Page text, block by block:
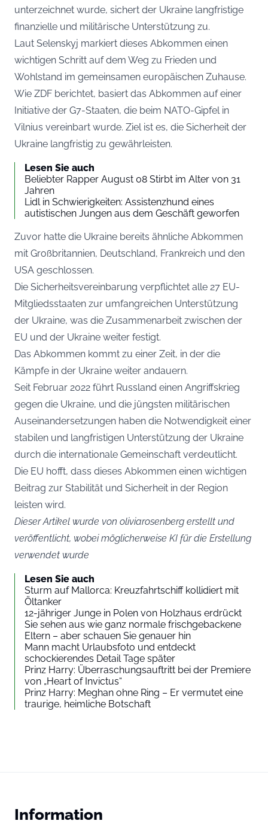
unterzeichnet wurde, sichert der Ukraine langfristige
finanzielle und militärische Unterstützung zu.
Laut Selenskyj markiert dieses Abkommen einen
wichtigen Schritt auf dem Weg zu Frieden und
Wohlstand im gemeinsamen europäischen Zuhause.
Wie ZDF berichtet, basiert das Abkommen auf einer
Initiative der G7-Staaten, die beim NATO-Gipfel in
Vilnius vereinbart wurde. Ziel ist es, die Sicherheit der
Ukraine langfristig zu gewährleisten.
Lesen Sie auch
Beliebter Rapper August 08 Stirbt im Alter von 31
Jahren
Lidl in Schwierigkeiten: Assistenzhund eines
autistischen Jungen aus dem Geschäft geworfen
Zuvor hatte die Ukraine bereits ähnliche Abkommen
mit Großbritannien, Deutschland, Frankreich und den
USA geschlossen.
Die Sicherheitsvereinbarung verpflichtet alle 27 EU-
Mitgliedsstaaten zur umfangreichen Unterstützung
der Ukraine, was die Zusammenarbeit zwischen der
EU und der Ukraine weiter festigt.
Das Abkommen kommt zu einer Zeit, in der die
Kämpfe in der Ukraine weiter andauern.
Seit Februar 2022 führt Russland einen Angriffskrieg
gegen die Ukraine, und die jüngsten militärischen
Auseinandersetzungen haben die Notwendigkeit einer
stabilen und langfristigen Unterstützung der Ukraine
durch die internationale Gemeinschaft verdeutlicht.
Die EU hofft, dass dieses Abkommen einen wichtigen
Beitrag zur Stabilität und Sicherheit in der Region
leisten wird.
Dieser Artikel wurde von oliviarosenberg erstellt und
veröffentlicht, wobei möglicherweise KI für die Erstellung
verwendet wurde
Lesen Sie auch
Sturm auf Mallorca: Kreuzfahrtschiff kollidiert mit
Öltanker
12-jähriger Junge in Polen von Holzhaus erdrückt
Sie sehen aus wie ganz normale frischgebackene
Eltern – aber schauen Sie genauer hin
Mann macht Urlaubsfoto und entdeckt
schockierendes Detail Tage später
Prinz Harry: Überraschungsauftritt bei der Premiere
von „Heart of Invictus“
Prinz Harry: Meghan ohne Ring – Er vermutet eine
traurige, heimliche Botschaft
Information